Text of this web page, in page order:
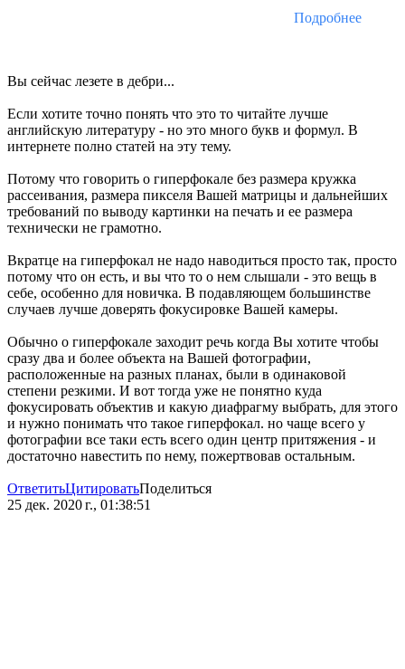
Подробнее
Вы сейчас лезете в дебри...
Если хотите точно понять что это то читайте лучше
английскую литературу - но это много букв и формул. В
интернете полно статей на эту тему.
Потому что говорить о гиперфокале без размера кружка
рассеивания, размера пикселя Вашей матрицы и дальнейших
требований по выводу картинки на печать и ее размера
технически не грамотно.
Вкратце на гиперфокал не надо наводиться просто так, просто
потому что он есть, и вы что то о нем слышали - это вещь в
себе, особенно для новичка. В подавляющем большинстве
случаев лучше доверять фокусировке Вашей камеры.
Обычно о гиперфокале заходит речь когда Вы хотите чтобы
сразу два и более объекта на Вашей фотографии,
расположенные на разных планах, были в одинаковой
степени резкими. И вот тогда уже не понятно куда
фокусировать объектив и какую диафрагму выбрать, для этого
и нужно понимать что такое гиперфокал. но чаще всего у
фотографии все таки есть всего один центр притяжения - и
достаточно навестить по нему, пожертвовав остальным.
ОтветитьЦитироватьПоделиться
25 дек. 2020 г., 01:38:51